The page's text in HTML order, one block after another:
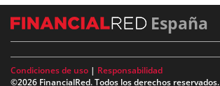
España
Condiciones de uso | Responsabilidad
©2026 FinancialRed. Todos los derechos reservados.